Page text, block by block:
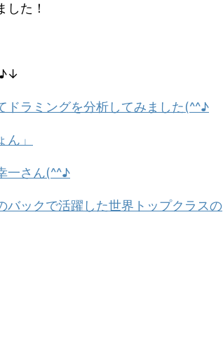
た！
ドラミングを分析してみました(^^♪
」
一さん(^^♪
バックで活躍した世界トップクラスの